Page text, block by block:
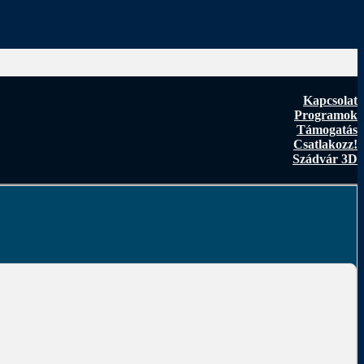
Kapcsolat
Programok
Támogatás
Csatlakozz!
Szádvár 3D